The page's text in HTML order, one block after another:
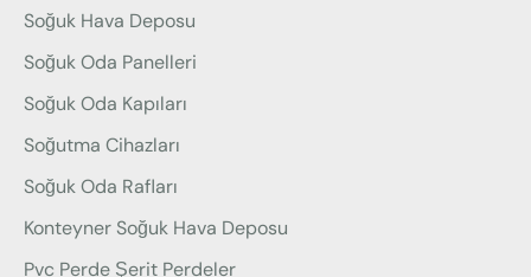
Soğuk Hava Deposu
Soğuk Oda Panelleri
Soğuk Oda Kapıları
Soğutma Cihazları
Soğuk Oda Rafları
Konteyner Soğuk Hava Deposu
Pvc Perde Şerit Perdeler